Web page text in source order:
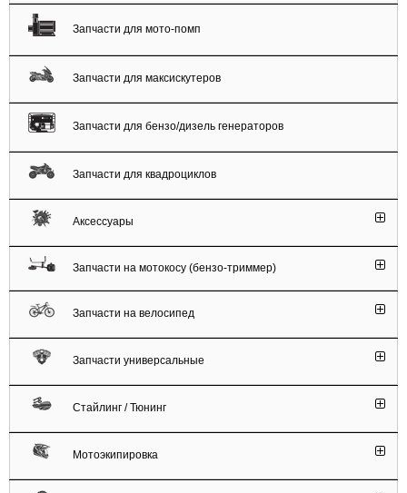
Запчасти для мото-помп
Запчасти для максискутеров
Запчасти для бензо/дизель генераторов
Запчасти для квадроциклов
Аксессуары
Запчасти на мотокосу (бензо-триммер)
Запчасти на велосипед
Запчасти универсальные
Стайлинг / Тюнинг
Мотоэкипировка